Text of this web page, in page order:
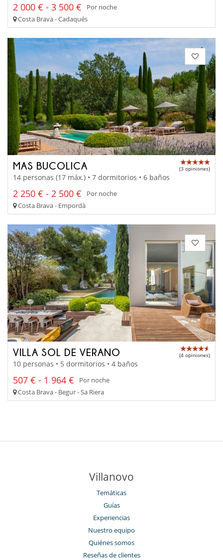
2 000 € - 3 500 €
Por noche
Costa Brava - Cadaqués
MAS BUCOLICA (3 opiniones)
14 personas (17 máx.) • 7 dormitorios • 6 baños
2 250 € - 2 500 €
Por noche
Costa Brava - Empordà
VILLA SOL DE VERANO (4 opiniones)
10 personas • 5 dormitorios • 4 baños
507 € - 1 964 €
Por noche
Costa Brava - Begur - Sa Riera
Villanovo
Temáticas
Guías
Experiencias
Nuestro equipo
Quiénes somos
Reseñas de clientes